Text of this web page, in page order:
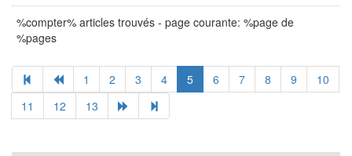
%compter% articles trouvés - page courante: %page de
%pages
1 2 3 4 5 6 7 8 9
10
11
12 13